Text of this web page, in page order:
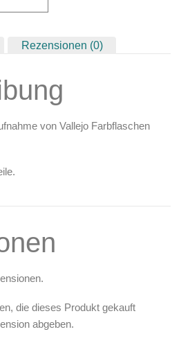
Rezensionen (0)
von Vallejo Farbflaschen
die dieses Produkt gekauft
abgeben.